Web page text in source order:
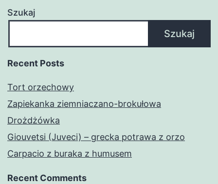
Szukaj
Szukaj
Recent Posts
Tort orzechowy
Zapiekanka ziemniaczano-brokułowa
Drożdżówka
Giouvetsi (Juveci) – grecka potrawa z orzo
Carpacio z buraka z humusem
Recent Comments